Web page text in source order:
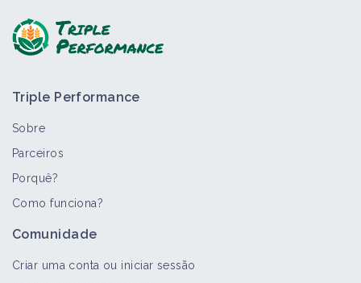
Triple Performance
Sobre
Parceiros
Porquê?
Como funciona?
Comunidade
Criar uma conta ou iniciar sessão